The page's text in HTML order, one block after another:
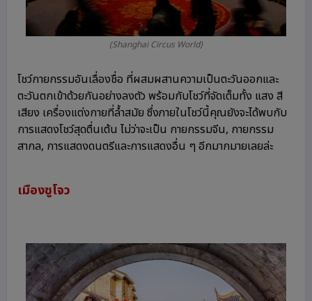
(Shanghai Circus World)
โชว์กายกรรมอันเลื่องชื่อ ที่ผสมผสานความเป็นตะวันออกและ
ตะวันตกเข้าด้วยกันอย่างลงตัว พร้อมกับโชว์ที่จัดเต็มทั้ง แสง สี
เสียง เครื่องแต่งกายที่ล้ำสมัย ซึ่งภายในโชว์นี้คุณยังจะได้พบกับ
การแสดงโชว์สุดตื่นเต้น ไม่ว่าจะเป็น กายกรรมจีน, กายกรรม
สากล, การแสดงดนตรีและการแสดงอื่น ๆ อีกมากมายเลยล่ะ
เมืองซูโจว